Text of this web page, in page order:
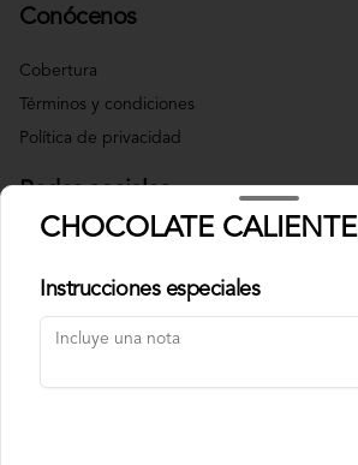
Conócenos
Cobertura
Términos y condiciones
Política de privacidad
Redes sociales
Iniciar sesión
CHOCOLATE CALIENTE
Instrucciones especiales